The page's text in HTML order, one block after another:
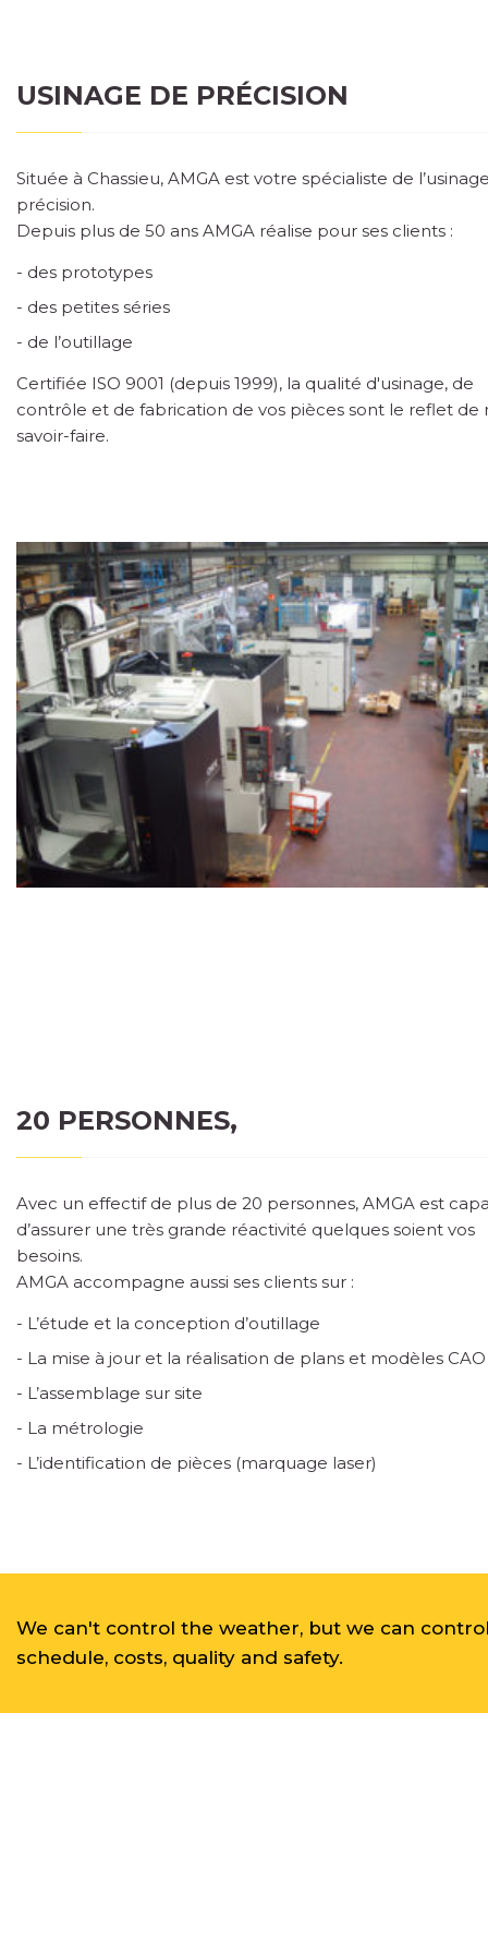
USINAGE DE PRÉCISION
Située à Chassieu, AMGA est votre spécialiste de
précision.
Depuis plus de 50 ans AMGA réalise pour ses clients :
des prototypes
des petites séries
de l’outillage
Certifiée ISO 9001 (depuis 1999), la qualité d'usinage, de
contrôle et de fabrication de vos pièces sont le reflet de
savoir-faire.
20 PERSONNES,
Avec un effectif de plus de 20 personnes, AMGA est
d’assurer une très grande réactivité quelques soient vos
besoins.
AMGA accompagne aussi ses clients sur :
L’étude et la conception d’outillage
La mise à jour et la réalisation de plans et modèles CAO
L’assemblage sur site
La métrologie
L’identification de pièces (marquage laser)
We can't control the weather, but we can
schedule, costs, quality and safety.